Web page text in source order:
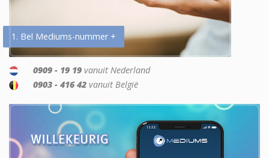
1. Bel Mediums-nummer +
0909 - 19 19 vanuit Nederland
0903 - 416 42 vanuit België